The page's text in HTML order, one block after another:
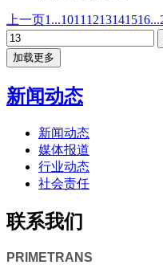
上一页1...1011 1213141516
加载更多
新闻动态
新闻动态
媒体报道
行业动态
社会责任
联系我们
PRIMETRANS